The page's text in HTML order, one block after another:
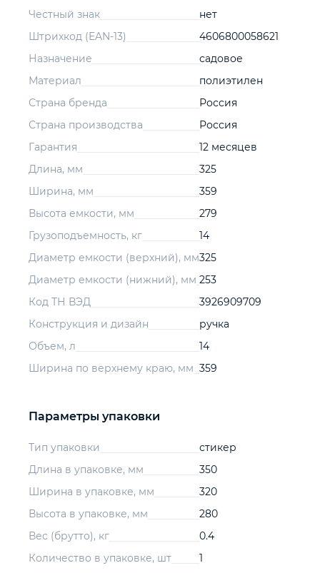
Честный знак
нет
Штрихкод (EAN-13)
4606800058621
Назначение
садовое
Материал
полиэтилен
Страна бренда
Россия
Страна производства
Россия
Гарантия
12 месяцев
Длина, мм
325
Ширина, мм
359
Высота емкости, мм
279
Грузоподъемность, кг
14
Диаметр емкости (верхний), мм325
Диаметр емкости (нижний), мм 253
Код ТН ВЭД
3926909709
Конструкция и дизайн
ручка
Объем, л
14
Ширина по верхнему краю, мм 359
Параметры упаковки
Тип упаковки
стикер
Длина в упаковке, мм
350
Ширина в упаковке, мм
320
Высота в упаковке, мм
280
Вес (брутто), кг
0.4
Количество в упаковке, шт
1